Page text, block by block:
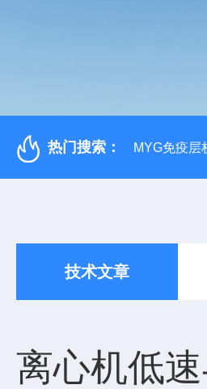
热门搜索： MYG免疫层
技术文章
离心机低